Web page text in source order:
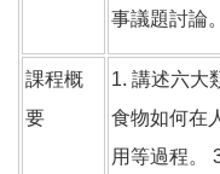
事議題討論。
課程概
要
1. 講述六大
食物如何在
用等過程。